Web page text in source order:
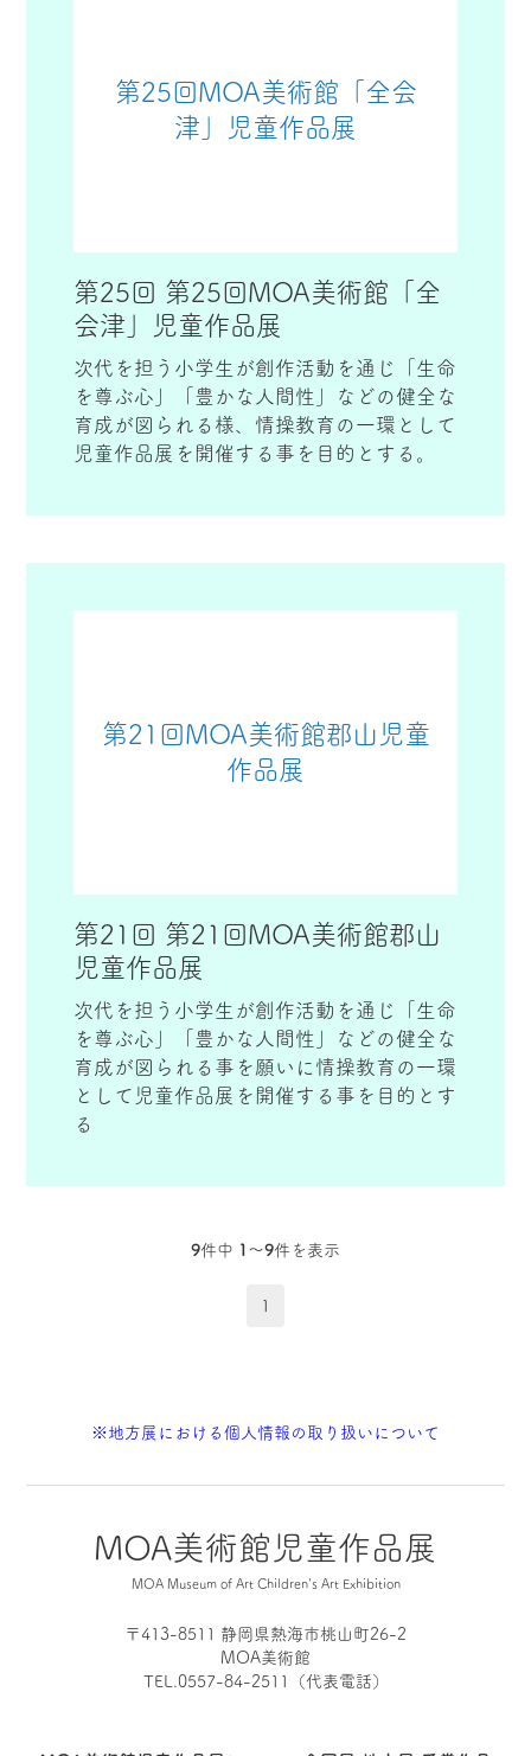
第25回MOA美術館「全会
津」児童作品展
第25回 第25回MOA美術館「全
会津」児童作品展
次代を担う小学生が創作活動を通じ「生命
を尊ぶ心」「豊かな人間性」などの健全な
育成が図られる様、情操教育の一環として
児童作品展を開催する事を目的とする。
第21回MOA美術館郡山児童
作品展
第21回 第21回MOA美術館郡山
児童作品展
次代を担う小学生が創作活動を通じ「生命
を尊ぶ心」「豊かな人間性」などの健全な
育成が図られる事を願いに情操教育の一環
として児童作品展を開催する事を目的とす
る
9件中 1〜9件を表示
1
※地方展における個人情報の取り扱いについて
MOA美術館児童作品展
MOA Museum of Art Children's Art Exhibition
〒413-8511 静岡県熱海市桃山町26-2
MOA美術館
TEL.0557-84-2511（代表電話）